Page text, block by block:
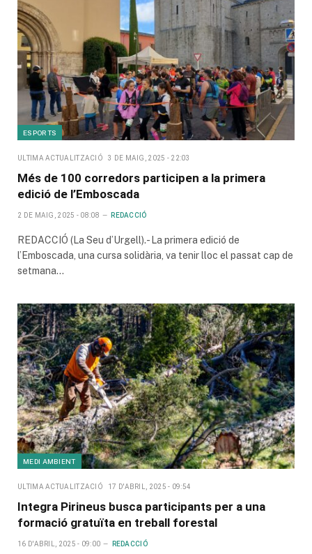
ESPORTS
ULTIMA ACTUALITZACIÓ 3 DE MAIG, 2025 - 22:03
Més de 100 corredors participen a la primera
edició de l’Emboscada
2 DE MAIG, 2025 - 08:08 REDACCIÓ
REDACCIÓ (La Seu d’Urgell).- La primera edició de
l’Emboscada, una cursa solidària, va tenir lloc el passat cap de
setmana…
MEDI AMBIENT
ULTIMA ACTUALITZACIÓ 17 D'ABRIL, 2025 - 09:54
Integra Pirineus busca participants per a una
formació gratuïta en treball forestal
16 D'ABRIL, 2025 - 09:00 REDACCIÓ